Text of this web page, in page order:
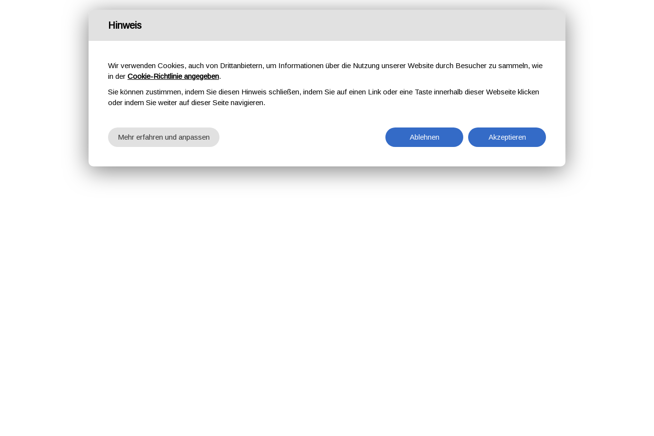
Hinweis
Wir verwenden Cookies, auch von Drittanbietern, um Informationen über die Nutzung unserer Website durch Besucher zu sammeln, wie
in der Cookie-Richtlinie angegeben.
Sie können zustimmen, indem Sie diesen Hinweis schließen, indem Sie auf einen Link oder eine Taste innerhalb dieser Webseite klicken
oder indem Sie weiter auf dieser Seite navigieren.
Ablehnen Akzeptieren
Mehr erfahren und anpassen